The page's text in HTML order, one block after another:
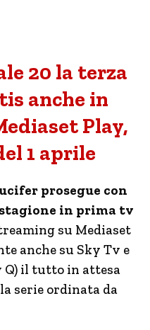
20 la terza
anche in
Play,
1 aprile
prosegue con
in prima tv
su Mediaset
anche su Sky Tv e
Q) il tutto in attesa
serie ordinata da